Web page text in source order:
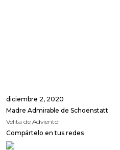
diciembre 2, 2020
Madre Admirable de Schoenstatt
Velita de Adviento
Compártelo en tus redes